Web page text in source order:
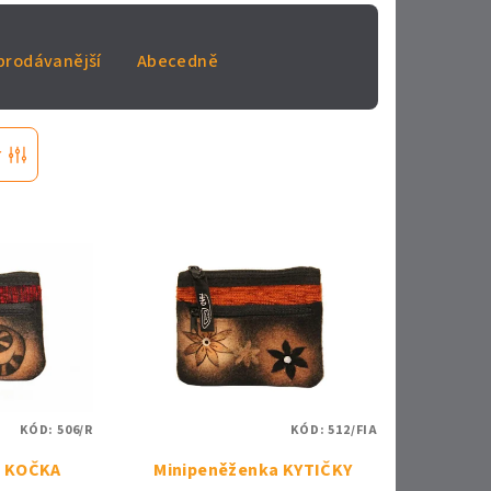
Abecedně
KÓD: 506/R
Minipeněženka KYTIČKY
KÓD:512/FIA